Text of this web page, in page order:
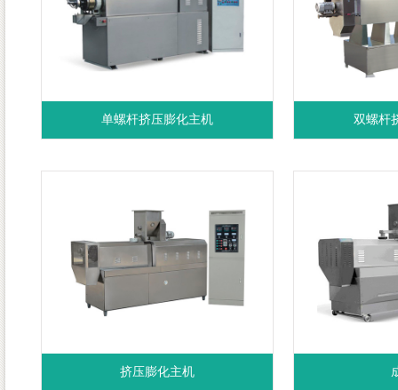
单螺杆挤压膨化主机 双螺杆
挤压膨化主机